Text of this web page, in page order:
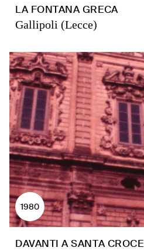
LA FONTANA GRECA
Gallipoli (Lecce)
1980
DAVANTI A SANTA CROCE